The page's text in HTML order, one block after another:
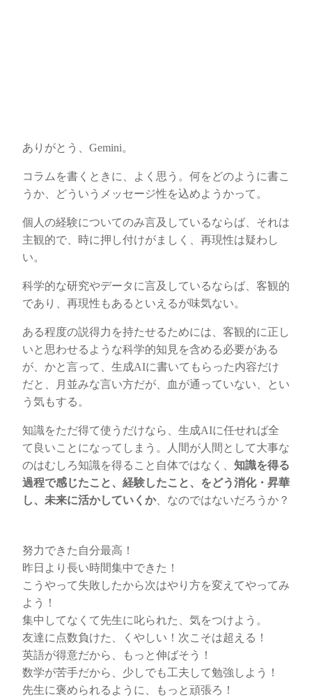
ありがとう、Gemini。
コラムを書くときに、よく思う。何をどのように書こ
うか、どういうメッセージ性を込めようかって。
個人の経験についてのみ言及しているならば、それは
主観的で、時に押し付けがましく、再現性は疑わし
い。
科学的な研究やデータに言及しているならば、客観的
であり、再現性もあるといえるが味気ない。
ある程度の説得力を持たせるためには、客観的に正し
いと思わせるような科学的知見を含める必要がある
が、かと言って、生成AIに書いてもらった内容だけ
だと、月並みな言い方だが、血が通っていない、とい
う気もする。
知識をただ得て使うだけなら、生成AIに任せれば全
て良いことになってしまう。人間が人間として大事な
のはむしろ知識を得ること自体ではなく、 知識を得る
過程で感じたこと、経験したこと、をどう消化・昇華
し、未来に活かしていくか、なのではないだろうか？
努力できた自分最高！
昨日より長い時間集中できた！
こうやって失敗したから次はやり方を変えてやってみ
よう！
集中してなくて先生に叱られた、気をつけよう。
友達に点数負けた、くやしい！次こそは超える！
英語が得意だから、もっと伸ばそう！
数学が苦手だから、少しでも工夫して勉強しよう！
先生に褒められるように、もっと頑張ろ！